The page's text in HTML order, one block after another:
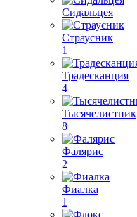
Сидальцея
Страусник
1
Традесканция
4
Тысячелистник
8
Фалярис
2
Фиалка
1